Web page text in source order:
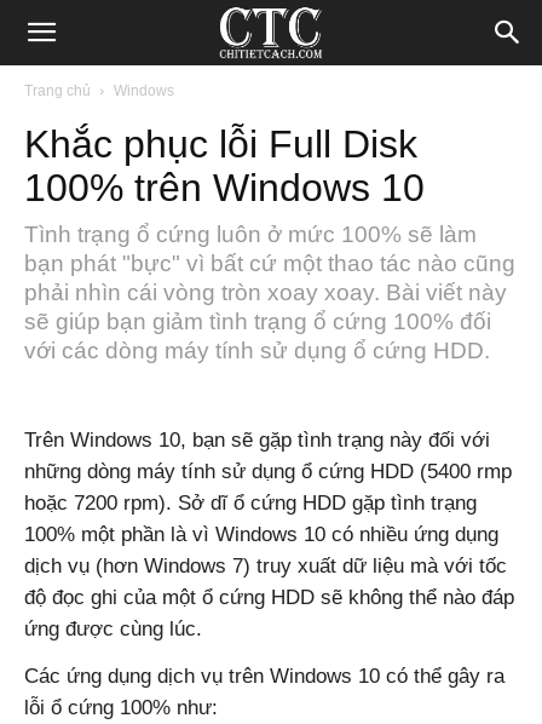
Blog
chia
thủ
thuật
Internet,
Windows,
Trang chủ Windows
Khắc phục lỗi Full Disk
100% trên Windows 10
Tình trạng ổ cứng luôn ở mức 100% sẽ làm
bạn phát "bực" vì bất cứ một thao tác nào cũng
phải nhìn cái vòng tròn xoay xoay. Bài viết này
sẽ giúp bạn giảm tình trạng ổ cứng 100% đối
với các dòng máy tính sử dụng ổ cứng HDD.
Trên Windows 10, bạn sẽ gặp tình trạng này đối với
những dòng máy tính sử dụng ổ cứng HDD (5400 rmp
hoặc 7200 rpm). Sở dĩ ổ cứng HDD gặp tình trạng
100% một phần là vì Windows 10 có nhiều ứng dụng
dịch vụ (hơn Windows 7) truy xuất dữ liệu mà với tốc
độ đọc ghi của một ổ cứng HDD sẽ không thể nào đáp
ứng được cùng lúc.
Các ứng dụng dịch vụ trên Windows 10 có thể gây ra
lỗi ổ cứng 100% như: